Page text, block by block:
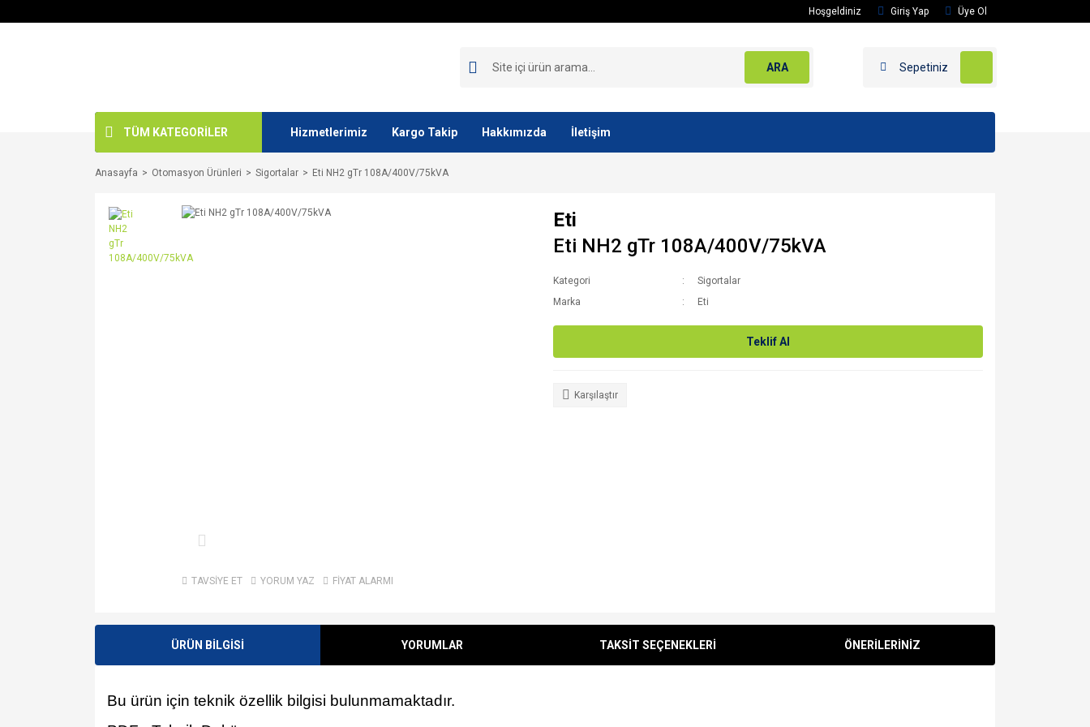
Hoşgeldiniz Giriş Yap Üye Ol
ARA Sepetiniz
TÜM KATEGORİLER Hizmetlerimiz Kargo Takip Hakkımızda İletişim
Anasayfa Otomasyon Ürünleri Sigortalar Eti NH2 gTr 108A/400V/75kVA
TAVSİYE ET YORUM YAZ FİYAT ALARMI
Eti
Eti NH2 gTr 108A/400V/75kVA
Kategori
Sigortalar
Marka
Eti
Teklif Al
Karşılaştır
ÜRÜN BİLGİSİ YORUMLAR TAKSİT SEÇENEKLERİ ÖNERİLERİNİZ
Bu ürün için teknik özellik bilgisi bulunmamaktadır.